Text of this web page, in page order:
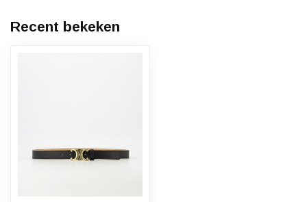
Recent bekeken